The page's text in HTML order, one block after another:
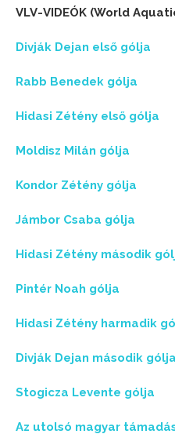
VLV-VIDEÓK (World
Divják Dejan első gólja
Rabb Benedek gólja
Hidasi Zétény első gólja
Moldisz Milán gólja
Kondor Zétény gólja
Jámbor Csaba gólja
Hidasi Zétény második
Pintér Noah gólja
Hidasi Zétény harmadik
Divják Dejan második gólja
Stogicza Levente gólja
Az utolsó magyar